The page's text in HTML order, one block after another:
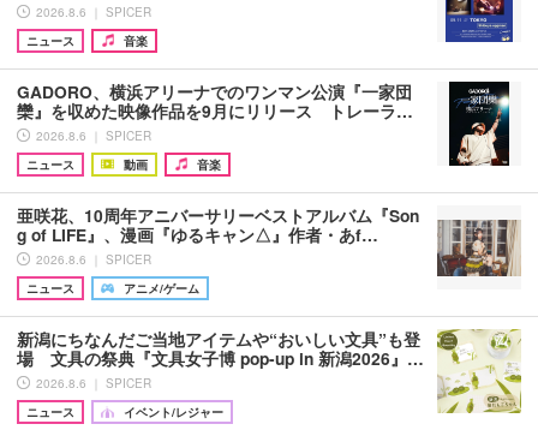
2026.8.6 ｜ SPICER
ニュース
音楽
GADORO、横浜アリーナでのワンマン公演『一家団
欒』を収めた映像作品を9月にリリース トレーラ…
2026.8.6 ｜ SPICER
ニュース
動画 音楽
亜咲花、10周年アニバーサリーベストアルバム『Son
g of LIFE』、漫画『ゆるキャン△』作者・あf…
2026.8.6 ｜ SPICER
ニュース
アニメ/ゲーム
新潟にちなんだご当地アイテムや“おいしい文具”も登
場 文具の祭典『文具女子博 pop-up in 新潟2026』…
2026.8.6 ｜ SPICER
ニュース
イベント/レジャー